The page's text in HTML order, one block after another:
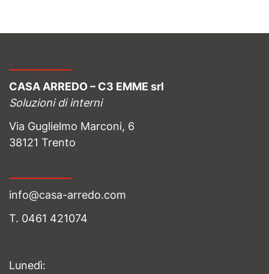
CASA ARREDO – C3 EMME srl
Soluzioni di interni
Via Guglielmo Marconi, 6
38121 Trento
info@casa-arredo.com
T. 0461 421074
Lunedì: